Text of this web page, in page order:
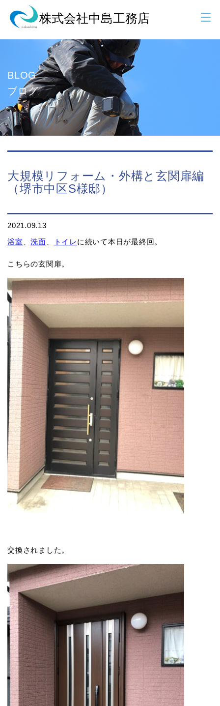
BLOG
ブログ
大規模リフォーム・外構と玄関扉編
（堺市中区S様邸）
2021.09.13
浴室 、洗面 トイレに続いて本日が最終回。
こちらの玄関扉。
交換されました。